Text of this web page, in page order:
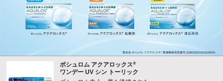
ボシュロム アクアロックス®
ワンデー UV シン トーリック